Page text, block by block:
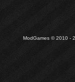
ModGames © 2010 -